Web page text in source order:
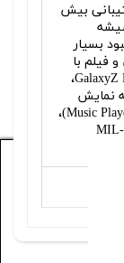
بیش
شیشه
بسیار
فیلم با
جفت‌ سازی ساعت با GalaxyZ Flip5،
نمایش
لمسی، کنترل موسیقی (Music Player)،
طراحی با استاندارد نظامی MIL-
۱۵ درصد